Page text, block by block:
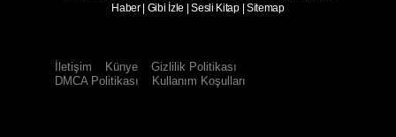
Haber| Gibi İzle |Sesli Kitap| Sitemap
İletişim Künye
Gizlilik Politikası
DMCA Politikası
Kullanım Koşulları